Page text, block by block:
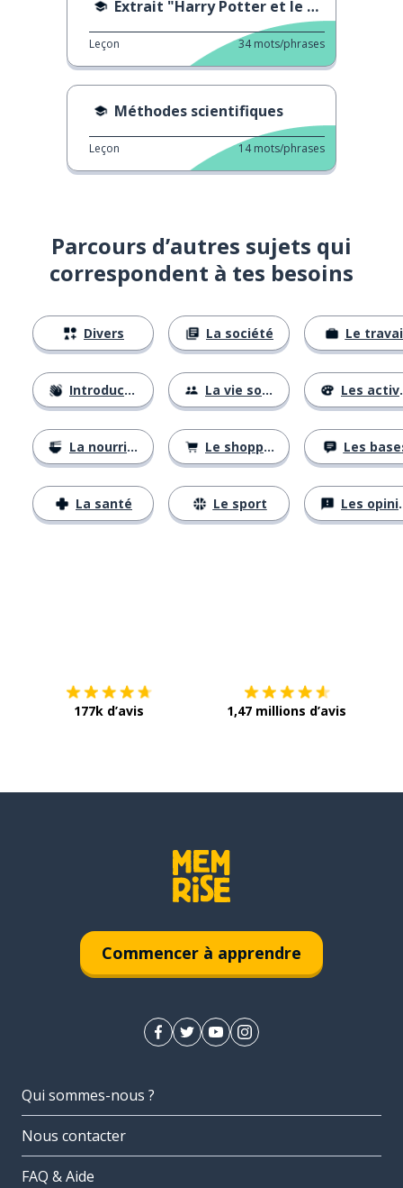
Extrait "Harry Potter et le prisonnier d'Azkaban"
Leçon 34 mots/phrases
Méthodes scientifiques
Leçon 14 mots/phrases
Parcours d’autres sujets qui
correspondent à tes besoins
Divers
Introductions
La nourriture
La santé
La société
La vie sociale
Le shopping
Le sport
Le
Les activités
Les
Les opinions
177k d’avis 1,47 millions d’avis
Commencer à apprendre
Qui sommes-nous ?
Nous contacter
FAQ & Aide